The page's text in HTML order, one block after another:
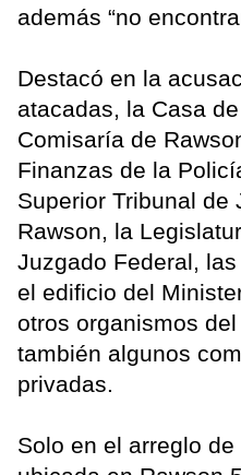
además “no
Destacó en la
atacadas, la Casa
Comisaría de
Finanzas de la
Superior Tribunal de
Rawson, la
Juzgado Federal,
el edificio del
otros organismos
también algunos
privadas.
Solo en el arreglo